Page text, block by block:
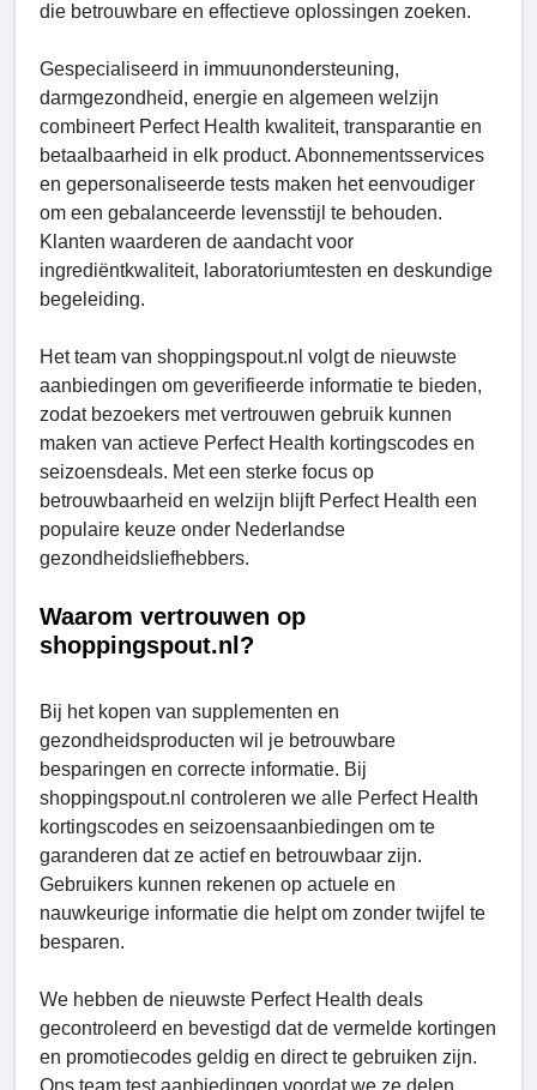
die betrouwbare en effectieve oplossingen zoeken.
Gespecialiseerd in immuunondersteuning,
darmgezondheid, energie en algemeen welzijn
combineert Perfect Health kwaliteit, transparantie en
betaalbaarheid in elk product. Abonnementsservices
en gepersonaliseerde tests maken het eenvoudiger
om een gebalanceerde levensstijl te behouden.
Klanten waarderen de aandacht voor
ingrediëntkwaliteit, laboratoriumtesten en deskundige
begeleiding.
Het team van shoppingspout.nl volgt de nieuwste
aanbiedingen om geverifieerde informatie te bieden,
zodat bezoekers met vertrouwen gebruik kunnen
maken van actieve Perfect Health kortingscodes en
seizoensdeals. Met een sterke focus op
betrouwbaarheid en welzijn blijft Perfect Health een
populaire keuze onder Nederlandse
gezondheidsliefhebbers.
Waarom vertrouwen op
shoppingspout.nl?
Bij het kopen van supplementen en
gezondheidsproducten wil je betrouwbare
besparingen en correcte informatie. Bij
shoppingspout.nl controleren we alle Perfect Health
kortingscodes en seizoensaanbiedingen om te
garanderen dat ze actief en betrouwbaar zijn.
Gebruikers kunnen rekenen op actuele en
nauwkeurige informatie die helpt om zonder twijfel te
besparen.
We hebben de nieuwste Perfect Health deals
gecontroleerd en bevestigd dat de vermelde kortingen
en promotiecodes geldig en direct te gebruiken zijn.